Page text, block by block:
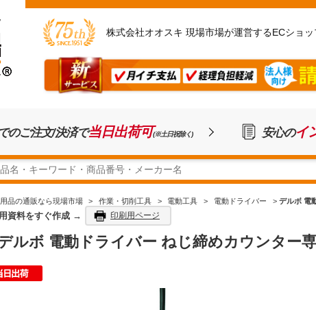
株式会社オオスキ 現場市場が運営するECショッ
のご注文/決済で当日出荷可(※土日祝除く) 安心のイ
品の通販なら現場市場 > 作業・切削工具 > 電動工具 > 電動ドライバー > デルボ 電
資料をすぐ作成 → 印刷用ページ
ルボ 電動ドライバー ねじ締めカウンター